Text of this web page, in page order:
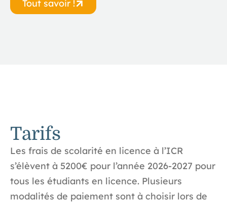
Tout savoir !
Tarifs
Les frais de scolarité en licence à l’ICR
s’élèvent à 5200€ pour l’année 2026-2027 pour
tous les étudiants en licence. Plusieurs
modalités de paiement sont à choisir lors de